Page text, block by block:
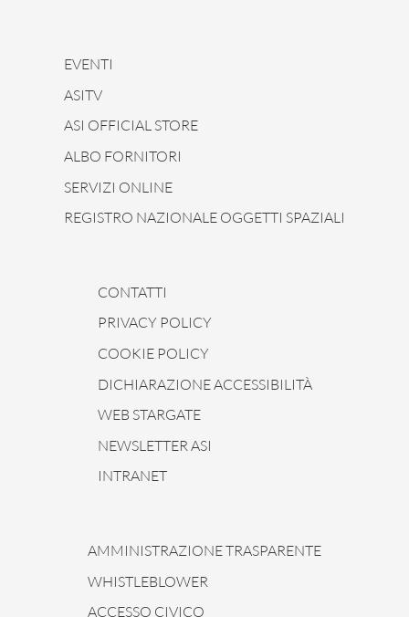
EVENTI
ASITV
ASI OFFICIAL STORE
ALBO FORNITORI
SERVIZI ONLINE
REGISTRO NAZIONALE OGGETTI SPAZIALI
CONTATTI
PRIVACY POLICY
COOKIE POLICY
DICHIARAZIONE ACCESSIBILITÀ
WEB STARGATE
NEWSLETTER ASI
INTRANET
AMMINISTRAZIONE TRASPARENTE
WHISTLEBLOWER
ACCESSO CIVICO